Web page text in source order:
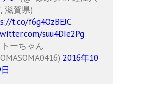
滋賀県)
t.co/f6g4OzBEJC
suu4DIe2Pg
ーちゃん
2016年10